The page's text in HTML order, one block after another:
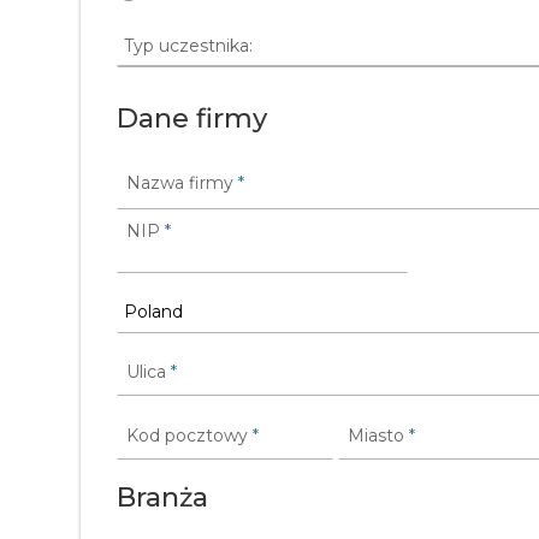
Dane firmy
Nazwa firmy *
NIP *
Ulica *
Kod pocztowy * Miasto *
Branża